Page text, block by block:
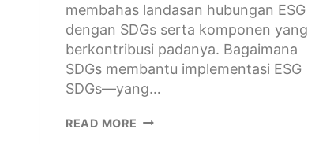
membahas landasan hubungan ESG
dengan SDGs serta komponen yang
berkontribusi padanya. Bagaimana
SDGs membantu implementasi ESG
SDGs—yang…
READ MORE